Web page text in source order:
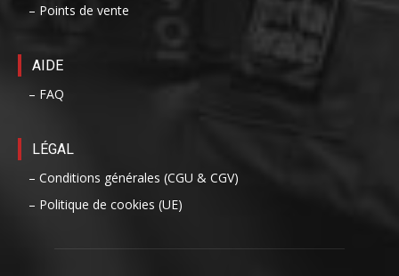
– Points de vente
AIDE
– FAQ
LÉGAL
– Conditions générales (CGU & CGV)
– Politique de cookies (UE)